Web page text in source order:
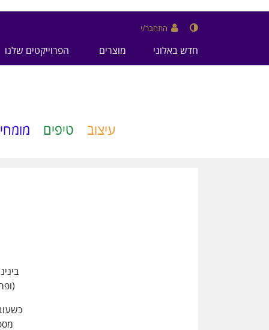
התחבר/י
חדש באלוני מוצרים הפרוייקטים שלנו
עיצוב טיפים